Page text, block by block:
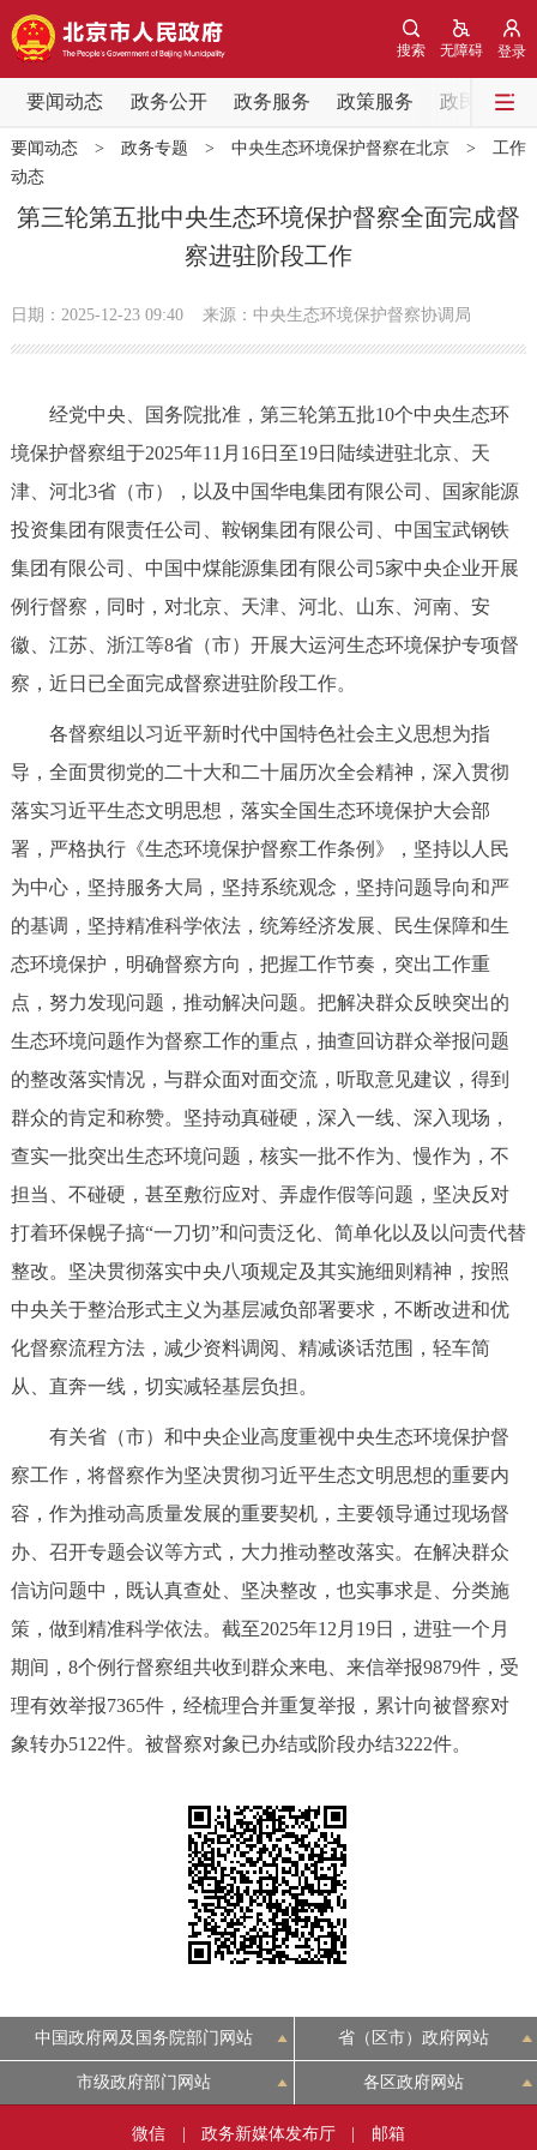
登录
无障碍
搜索
要闻动态 政务公开 政务服务 政策服务 政民互动
要闻动态
党中央精神 国务院信息 中央部委动态
北京要闻 会议信息 部门动态
市领导 机构职能 政策服务
政策兑现 政策解读 回应关切
决策公开 专题公开
个人服务 法人服务
便民服务 利企服务 投资项目
政民互动
12345网上接诉即办 我要咨询 我要建议
走进北京
北京概况 十六区概览 人文北京
图说北京
多语种
ENGLISH 한국어 日本語
ESPAÑOL العربية PORTUGUÊS
ITALIANO
回到顶部
要闻动态> 政务专题 > 中央生态环境保护督察在北京> 工作
动态
第三轮第五批中央生态环境保护督察全面完成督
察进驻阶段工作
日期：2025-12-23 09:40 来源：中央生态环境保护督察协调局
经党中央、国务院批准，第三轮第五批10个中央生态环
境保护督察组于2025年11月16日至19日陆续进驻北京、天
津、河北3省（市），以及中国华电集团有限公司、国家能源
投资集团有限责任公司、鞍钢集团有限公司、中国宝武钢铁
集团有限公司、中国中煤能源集团有限公司5家中央企业开展
例行督察，同时，对北京、天津、河北、山东、河南、安
徽、江苏、浙江等8省（市）开展大运河生态环境保护专项督
察，近日已全面完成督察进驻阶段工作。
各督察组以习近平新时代中国特色社会主义思想为指
导，全面贯彻党的二十大和二十届历次全会精神，深入贯彻
落实习近平生态文明思想，落实全国生态环境保护大会部
署，严格执行《生态环境保护督察工作条例》，坚持以人民
为中心，坚持服务大局，坚持系统观念，坚持问题导向和严
的基调，坚持精准科学依法，统筹经济发展、民生保障和生
态环境保护，明确督察方向，把握工作节奏，突出工作重
点，努力发现问题，推动解决问题。把解决群众反映突出的
生态环境问题作为督察工作的重点，抽查回访群众举报问题
的整改落实情况，与群众面对面交流，听取意见建议，得到
群众的肯定和称赞。坚持动真碰硬，深入一线、深入现场，
查实一批突出生态环境问题，核实一批不作为、慢作为，不
担当、不碰硬，甚至敷衍应对、弄虚作假等问题，坚决反对
打着环保幌子搞“一刀切”和问责泛化、简单化以及以问责代替
整改。坚决贯彻落实中央八项规定及其实施细则精神，按照
中央关于整治形式主义为基层减负部署要求，不断改进和优
化督察流程方法，减少资料调阅、精减谈话范围，轻车简
从、直奔一线，切实减轻基层负担。
有关省（市）和中央企业高度重视中央生态环境保护督
察工作，将督察作为坚决贯彻习近平生态文明思想的重要内
容，作为推动高质量发展的重要契机，主要领导通过现场督
办、召开专题会议等方式，大力推动整改落实。在解决群众
信访问题中，既认真查处、坚决整改，也实事求是、分类施
策，做到精准科学依法。截至2025年12月19日，进驻一个月
期间，8个例行督察组共收到群众来电、来信举报9879件，受
理有效举报7365件，经梳理合并重复举报，累计向被督察对
象转办5122件。被督察对象已办结或阶段办结3222件。
中国政府网及国务院部门网站 省（区市）政府网站
市级政府部门网站 各区政府网站
微信 政务新媒体发布厅 邮箱